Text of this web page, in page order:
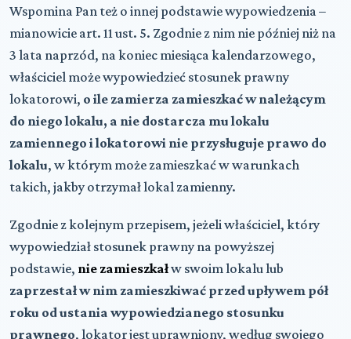
Wspomina Pan też o innej podstawie wypowiedzenia –
mianowicie art. 11 ust. 5. Zgodnie z nim nie później niż na
3 lata naprzód, na koniec miesiąca kalendarzowego,
właściciel może wypowiedzieć stosunek prawny
lokatorowi, o ile zamierza zamieszkać w należącym
do niego lokalu, a nie dostarcza mu lokalu
zamiennego i lokatorowi nie przysługuje prawo do
lokalu, w którym może zamieszkać w warunkach
takich, jakby otrzymał lokal zamienny.
Zgodnie z kolejnym przepisem, jeżeli właściciel, który
wypowiedział stosunek prawny na powyższej
podstawie, nie zamieszkałw swoim lokalu lub
zaprzestał w nim zamieszkiwać przed upływem pół
roku od ustania wypowiedzianego stosunku
prawnego, lokator jest uprawniony, według swojego